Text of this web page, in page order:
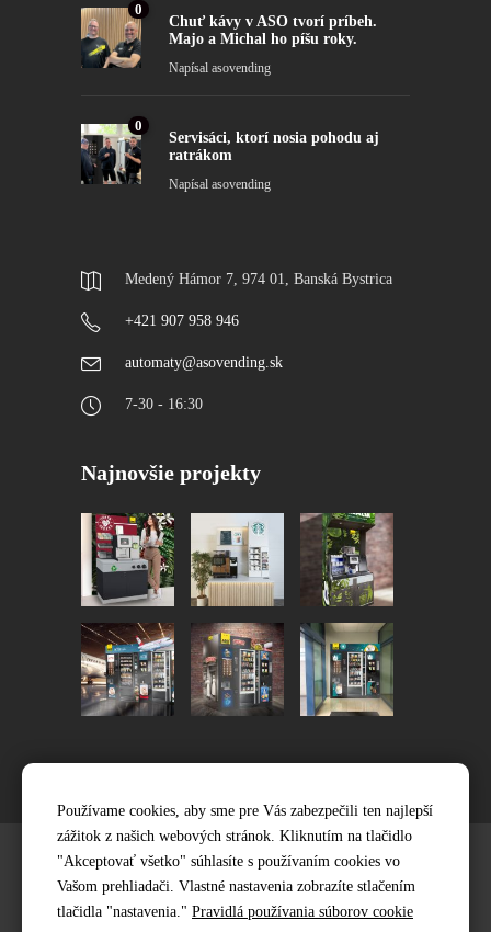
0
Chuť kávy v ASO tvorí príbeh.
Majo a Michal ho píšu roky.
Napísal asovending
0
Servisáci, ktorí nosia pohodu aj
ratrákom
Napísal asovending
Medený Hámor 7, 974 01, Banská Bystrica
+421 907 958 946
automaty@asovending.sk
7-30 - 16:30
Najnovšie projekty
Používame cookies, aby sme pre Vás zabezpečili ten najlepší
zážitok z našich webových stránok. Kliknutím na tlačidlo
"Akceptovať všetko" súhlasíte s používaním cookies vo
Vašom prehliadači. Vlastné nastavenia zobrazíte stlačením
tlačidla "nastavenia." Pravidlá používania súborov cookie